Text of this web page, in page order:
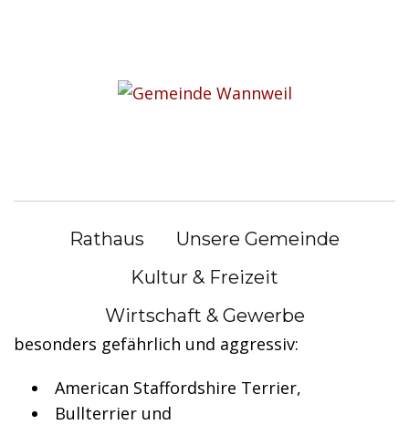
Rathaus
Unsere Gemeinde
Kultur & Freizeit
Wirtschaft & Gewerbe
Widerlegung der vermuteten
Kampfhundeeigenschaft
beantragen
Hunde der folgenden Rassen gelten als
besonders gefährlich und aggressiv:
American Staffordshire Terrier,
Bullterrier und